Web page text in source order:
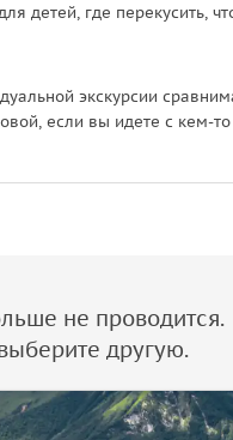
детей, где перекусить,
экскурсии
если вы идете с кем-
не проводится.
другую.